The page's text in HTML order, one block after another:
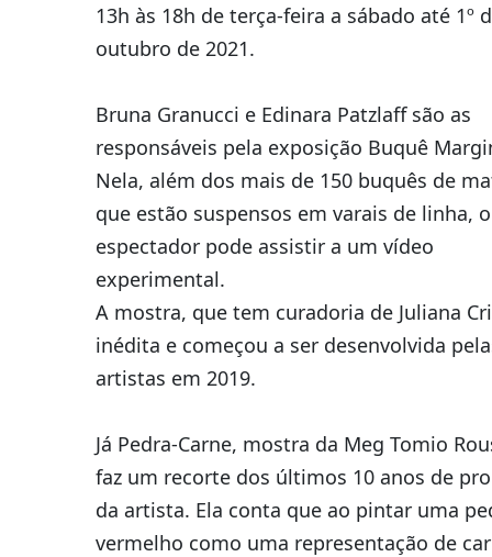
13h às 18h de terça-feira a sábado até 1º
outubro de 2021.
Bruna Granucci e Edinara Patzlaff são as
responsáveis pela exposição Buquê
Nela, além dos mais de 150 buquês de
que estão suspensos em varais de linha, o
espectador pode assistir a um vídeo
experimental.
A mostra, que tem curadoria de Juliana
inédita e começou a ser desenvolvida
artistas em 2019.
Já Pedra-Carne, mostra da Meg Tomio
faz um recorte dos últimos 10 anos de
da artista. Ela conta que ao pintar uma
vermelho como uma representação de